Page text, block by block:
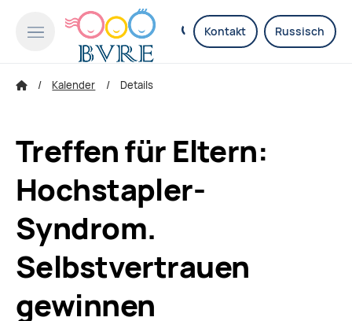
Kontakt Russisch
Kalender Details
Treffen für Eltern:
Hochstapler-
Syndrom.
Selbstvertrauen
gewinnen